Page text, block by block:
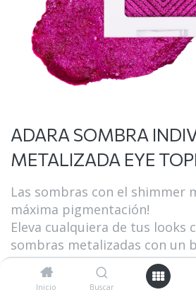
Inicio Buscar
ADARA SOMBRA
METALIZADA EYE
Las sombras con el shimmer
máxima pigmentación!
Eleva cualquiera de tus looks
sombras metalizadas con un
deslumbrante, fórmula en
cremosa, fácil de difuminar.